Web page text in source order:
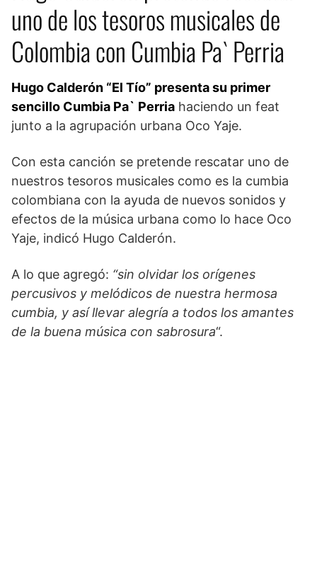
uno de los tesoros musicales de
Colombia con Cumbia Pa` Perria
Hugo Calderón “El Tío” presenta su primer
sencillo Cumbia Pa` Perria haciendo un feat
junto a la agrupación urbana Oco Yaje.
Con esta canción se pretende rescatar uno de
nuestros tesoros musicales como es la cumbia
colombiana con la ayuda de nuevos sonidos y
efectos de la música urbana como lo hace Oco
Yaje, indicó Hugo Calderón.
A lo que agregó: “sin olvidar los orígenes
percusivos y melódicos de nuestra hermosa
cumbia, y así llevar alegría a todos los amantes
de la buena música con sabrosura“.